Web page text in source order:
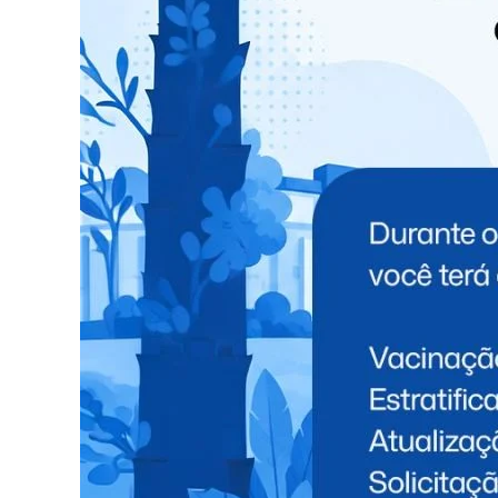
TÓPICOS RELACIONADOS: NEW
NÃO PERCA
Adolescente de 17 anos desaparece após
revelar gravidez; homem de 35 anos é
suspeito
VOCÊ